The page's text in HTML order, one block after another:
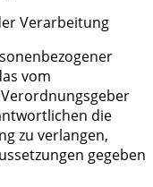
Verarbeitung
vom
die
zu verlangen,
gegeben